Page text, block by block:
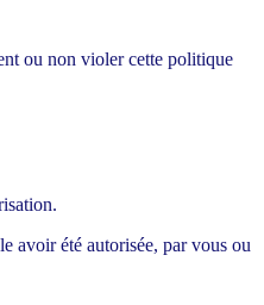
ou non violer cette politique
avoir été autorisée, par vous ou